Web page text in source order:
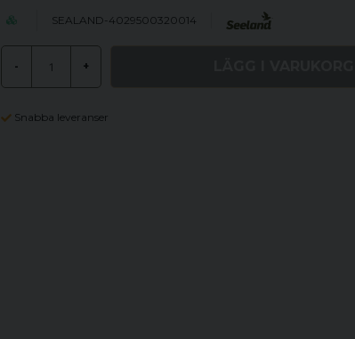
SEALAND-4029500320014
- +
Snabba leveranser